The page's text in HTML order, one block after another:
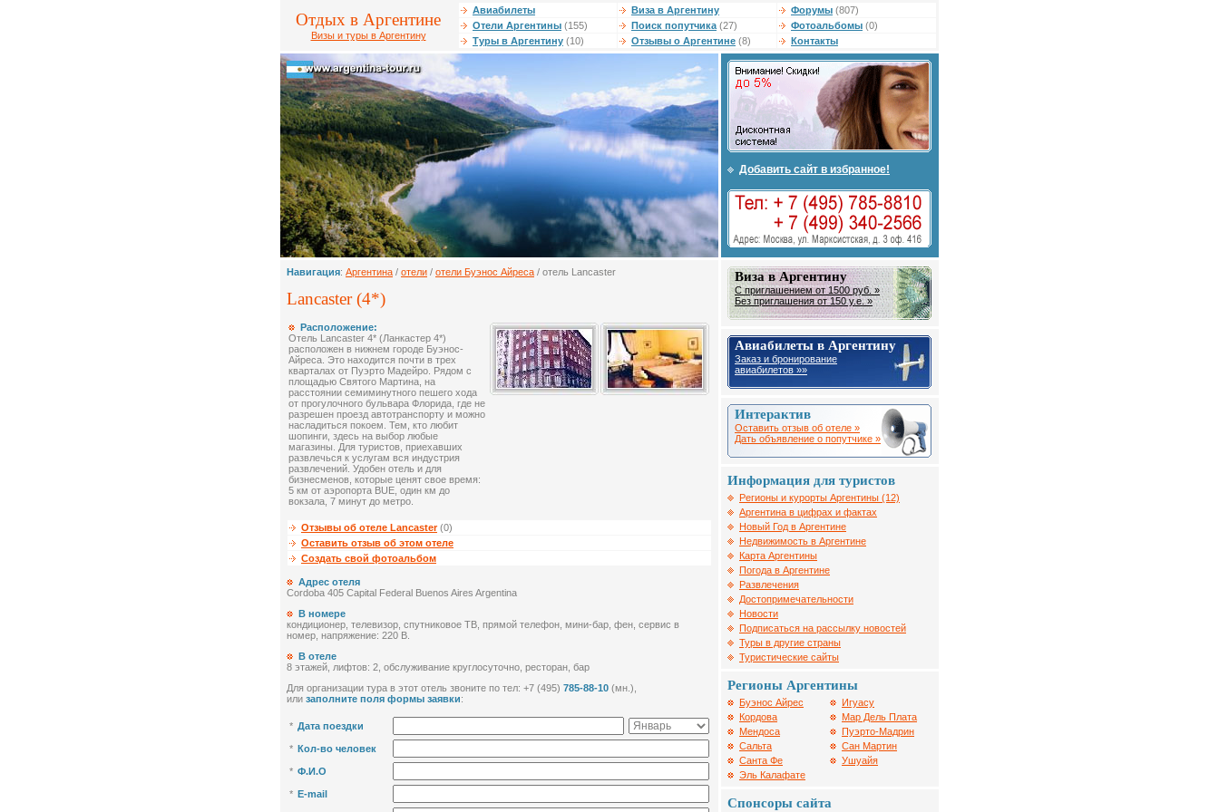
Отдых в Аргентине
Визы и туры в Аргентину
Авиабилеты Виза в Аргентину Форумы (807)
Отели Аргентины (155) Поиск попутчика (27) Фотоальбомы (0)
Туры в Аргентину (10) Отзывы о Аргентине (8) Контакты
Добавить сайт в избранное!
Навигация: Аргентина / отели / отели Буэнос Айреса / отель Lancaster
Lancaster (4*)
Расположение:
Отель Lancaster 4* (Ланкастер 4*)
расположен в нижнем городе Буэнос-
Айреса. Это находится почти в трех
кварталах от Пуэрто Мадейро. Рядом с
площадью Святого Мартина, на
расстоянии семиминутного пешего хода
от прогулочного бульвара Флорида, где не
разрешен проезд автотранспорту и можно
насладиться покоем. Тем, кто любит
шопинги, здесь на выбор любые
магазины. Для туристов, приехавших
развлечься к услугам вся индустрия
развлечений. Удобен отель и для
бизнесменов, которые ценят свое время:
5 км от аэропорта BUE, один км до
вокзала, 7 минут до метро.
Отзывы об отеле Lancaster(0)
Оставить отзыв об этом отеле
Создать свой фотоальбом
Адрес отеля
Cordoba 405 Capital Federal Buenos Aires Argentina
В номере
кондиционер, телевизор, спутниковое ТВ, прямой телефон, мини-бар, фен, сервис в
номер, напряжение: 220 В.
В отеле
8 этажей, лифтов: 2, обслуживание круглосуточно, ресторан, бар
Для организации тура в этот отель звоните по тел: +7 (495) 785-88-10 (мн.),
или заполните поля формы заявки:
* Дата поездки
* Кол-во человек
* Ф.И.О
* E-mail
Виза в Аргентину
С приглашением от 1500 руб. »
Без приглашения от 150 у.е. »
Авиабилеты в Аргентину
Заказ и бронирование
авиабилетов »»
Интерактив
Оставить отзыв об отеле »
Дать объявление о попутчике »
Информация для туристов
Регионы и курорты Аргентины (12)
Аргентина в цифрах и фактах
Новый Год в Аргентине
Недвижимость в Аргентине
Карта Аргентины
Погода в Аргентине
Развлечения
Достопримечательности
Новости
Подписаться на рассылку новостей
Туры в другие страны
Туристические сайты
Регионы Аргентины
Буэнос Айрес
Кордова
Мендоса
Сальта
Санта Фе
Эль Калафате
Игуасу
Мар Дель Плата
Пуэрто-Мадрин
Сан Мартин
Ушуайя
Спонсоры сайта